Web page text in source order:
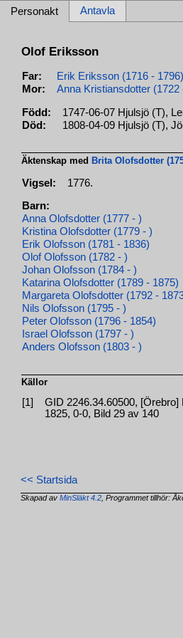
Personakt Antavla
Olof Eriksson
Far:
Erik Eriksson (1716 - 1796)
Mor:
Anna Kristiansdotter (1722
Född:
1747-06-07 Hjulsjö (T),
Död:
1808-04-09 Hjulsjö (T),
Äktenskap med Brita Olofsdotter
Vigsel: 1776.
Barn:
Anna Olofsdotter (1777 - )
Kristina Olofsdotter (1779 - )
Erik Olofsson (1781 - 1836)
Olof Olofsson (1782 - )
Johan Olofsson (1784 - )
Katarina Olofsdotter (1789 - 1875)
Margareta Olofsdotter (1792 -
Nils Olofsson (1795 - )
Peter Olofsson (1796 - 1854)
Israel Olofsson (1797 - )
Anders Olofsson (1803 - )
Källor
[1]
GID 2246.34.60500, [Örebro]
1825, 0-0, Bild 29 av 140
<< Startsida
Skapad avMinSläkt 4.2 , Programmet tillhör: